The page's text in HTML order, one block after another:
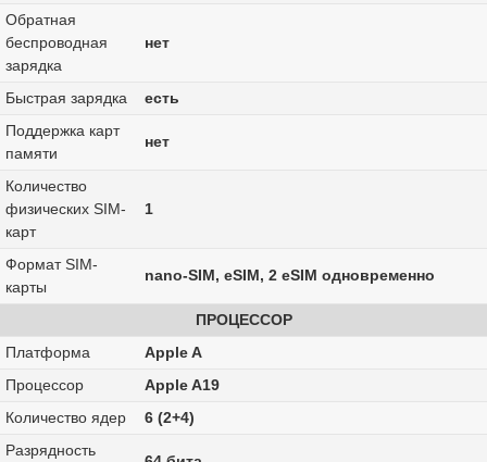
Обратная
беспроводная
зарядка
нет
Быстрая зарядка
есть
Поддержка карт
памяти
нет
Количество
физических SIM-
карт
1
Формат SIM-
карты
nano-SIM, eSIM, 2 eSIM одновременно
ПРОЦЕССОР
Платформа
Apple A
Процессор
Apple A19
Количество ядер
6 (2+4)
Разрядность